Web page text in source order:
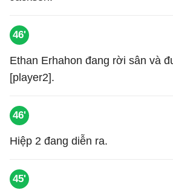
46'
Ethan Erhahon đang rời sân và
[player2].
46'
Hiệp 2 đang diễn ra.
45'